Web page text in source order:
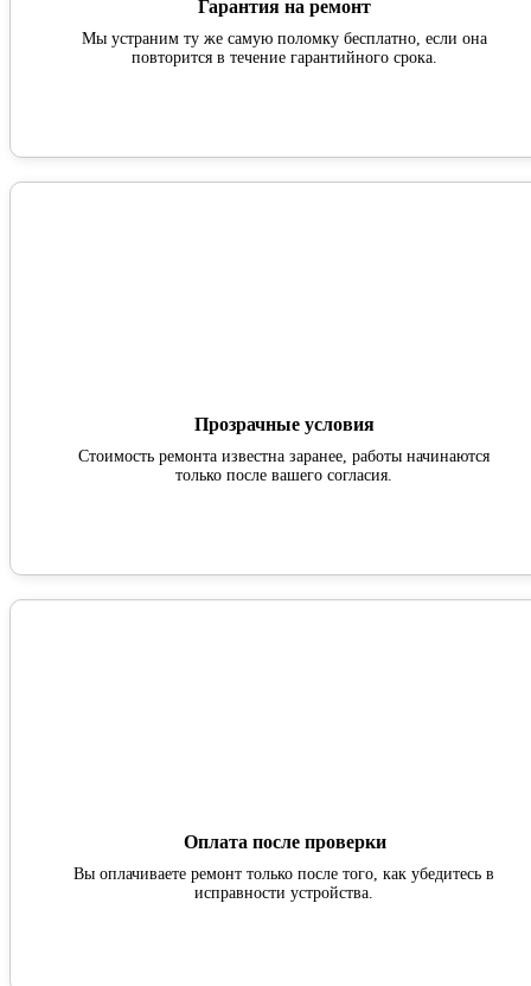
Гарантия на ремонт
Мы устраним ту же самую поломку бесплатно, если она
повторится в течение гарантийного срока.
Прозрачные условия
Стоимость ремонта известна заранее, работы начинаются
только после вашего согласия.
Оплата после проверки
Вы оплачиваете ремонт только после того, как убедитесь в
исправности устройства.